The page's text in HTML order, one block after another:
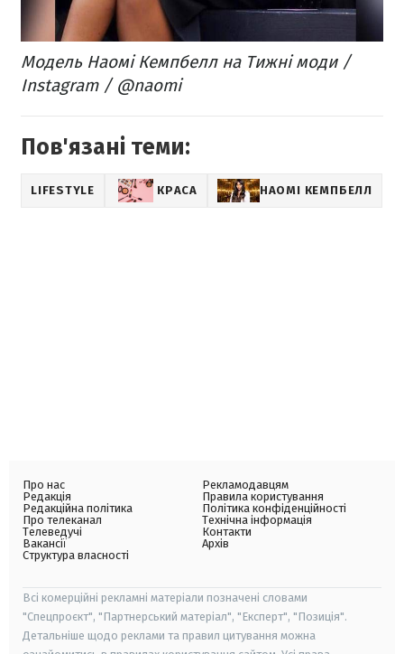
Модель Наомі Кемпбелл на Тижні моди /
Instagram / @naomi
Пов'язані теми:
LIFESTYLE КРАСА НАОМІ КЕМПБЕЛЛ
Про нас
Редакція
Редакційна політика
Про телеканал
Телеведучі
Вакансії
Структура власності
Рекламодавцям
Правила користування
Політика конфіденційності
Технічна інформація
Контакти
Архів
Всі комерційні рекламні матеріали позначені словами
"Спецпроєкт", "Партнерський матеріал", "Експерт", "Позиція".
Детальніше щодо реклами та правил цитування можна